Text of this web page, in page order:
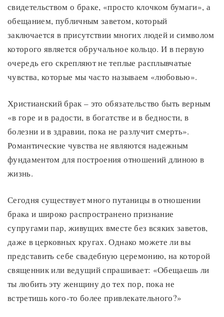
свидетельством о браке, «просто клочком бумаги», а
обещанием, публичным заветом, который
заключается в присутствии многих людей и символом
которого является обручальное кольцо. И в первую
очередь его скрепляют не теплые расплывчатые
чувства, которые мы часто называем «любовью».
Христианский брак – это обязательство быть верным
«в горе и в радости, в богатстве и в бедности, в
болезни и в здравии, пока не разлучит смерть».
Романтические чувства не являются надежным
фундаментом для построения отношений длиною в
жизнь.
Сегодня существует много путаницы в отношении
брака и широко распространено признание
супругами пар, живущих вместе без всяких заветов,
даже в церковных кругах. Однако можете ли вы
представить себе свадебную церемонию, на которой
священник или ведущий спрашивает: «Обещаешь ли
ты любить эту женщину до тех пор, пока не
встретишь кого-то более привлекательного?»